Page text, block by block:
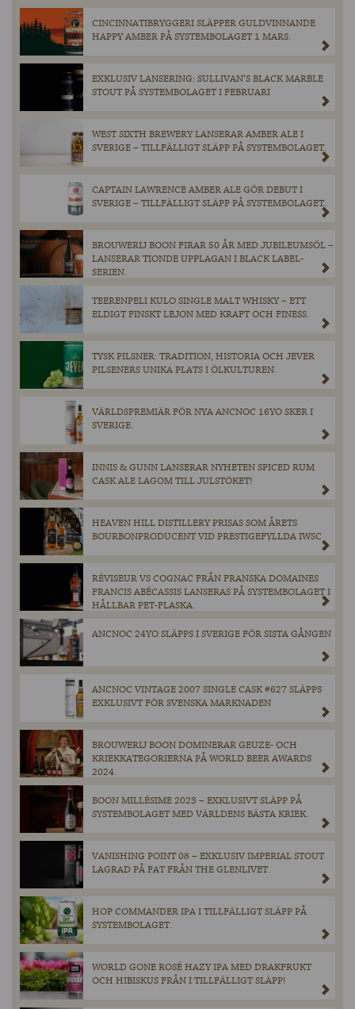
CINCINNATIBRYGGERI SLÄPPER GULDVINNANDE
HAPPY AMBER PÅ SYSTEMBOLAGET 1 MARS.
EXKLUSIV LANSERING: SULLIVAN’S BLACK MARBLE
STOUT PÅ SYSTEMBOLAGET I FEBRUARI
WEST SIXTH BREWERY LANSERAR AMBER ALE I
SVERIGE – TILLFÄLLIGT SLÄPP PÅ SYSTEMBOLAGET.
CAPTAIN LAWRENCE AMBER ALE GÖR DEBUT I
SVERIGE – TILLFÄLLIGT SLÄPP PÅ SYSTEMBOLAGET.
BROUWERIJ BOON FIRAR 50 ÅR MED JUBILEUMSÖL –
LANSERAR TIONDE UPPLAGAN I BLACK LABEL-
SERIEN.
TEERENPELI KULO SINGLE MALT WHISKY – ETT
ELDIGT FINSKT LEJON MED KRAFT OCH FINESS.
TYSK PILSNER: TRADITION, HISTORIA OCH JEVER
PILSENERS UNIKA PLATS I ÖLKULTUREN.
VÄRLDSPREMIÄR FÖR NYA ANCNOC 16YO SKER I
SVERIGE.
INNIS & GUNN LANSERAR NYHETEN SPICED RUM
CASK ALE LAGOM TILL JULSTÖKET!
HEAVEN HILL DISTILLERY PRISAS SOM ÅRETS
BOURBONPRODUCENT VID PRESTIGEFYLLDA IWSC
RÉVISEUR VS COGNAC FRÅN FRANSKA DOMAINES
FRANCIS ABÉCASSIS LANSERAS PÅ SYSTEMBOLAGET I
HÅLLBAR PET-FLASKA.
ANCNOC 24YO SLÄPPS I SVERIGE FÖR SISTA GÅNGEN
ANCNOC VINTAGE 2007 SINGLE CASK #627 SLÄPPS
EXKLUSIVT FÖR SVENSKA MARKNADEN
BROUWERIJ BOON DOMINERAR GEUZE- OCH
KRIEKKATEGORIERNA PÅ WORLD BEER AWARDS
2024.
BOON MILLÉSIME 2023 – EXKLUSIVT SLÄPP PÅ
SYSTEMBOLAGET MED VÄRLDENS BÄSTA KRIEK.
VANISHING POINT 08 – EXKLUSIV IMPERIAL STOUT
LAGRAD PÅ FAT FRÅN THE GLENLIVET.
HOP COMMANDER IPA I TILLFÄLLIGT SLÄPP PÅ
SYSTEMBOLAGET.
WORLD GONE ROSÉ HAZY IPA MED DRAKFRUKT
OCH HIBISKUS FRÅN I TILLFÄLLIGT SLÄPP!